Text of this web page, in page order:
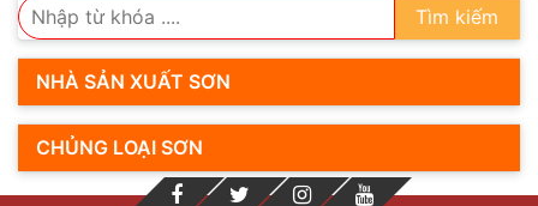
Tìm kiếm
NHÀ SẢN XUẤT SƠN
CHỦNG LOẠI SƠN